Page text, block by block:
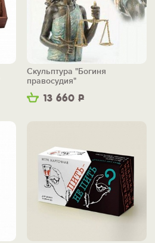
13 660 Р
Скульптура "Богиня
правосудия"